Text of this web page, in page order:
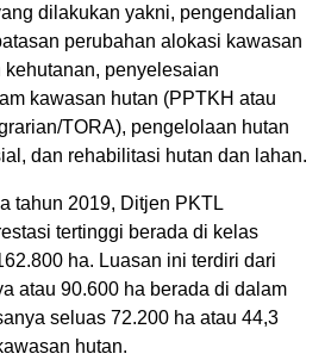
dilakukan yakni, pengendalian
perubahan alokasi kawasan
kehutanan, penyelesaian
kawasan hutan (PPTKH atau
TORA), pengelolaan hutan
dan rehabilitasi hutan dan lahan.
tahun 2019, Ditjen PKTL
tertinggi berada di kelas
ha. Luasan ini terdiri dari
atau 90.600 ha berada di dalam
seluas 72.200 ha atau 44,3
hutan.